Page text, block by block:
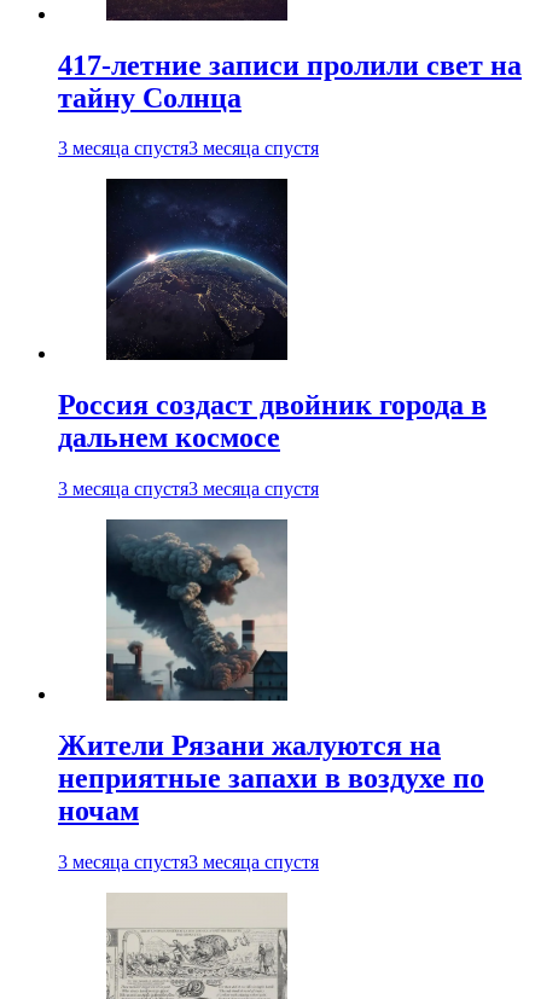
417-летние записи пролили свет на
тайну Солнца
3 месяца спустя3 месяца спустя
Россия создаст двойник города в
дальнем космосе
3 месяца спустя3 месяца спустя
Жители Рязани жалуются на
неприятные запахи в воздухе по
ночам
3 месяца спустя3 месяца спустя